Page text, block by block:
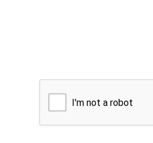
I'm not a robot